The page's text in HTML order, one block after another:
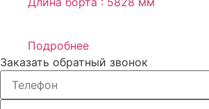
Подробнее
Заказать обратный звонок